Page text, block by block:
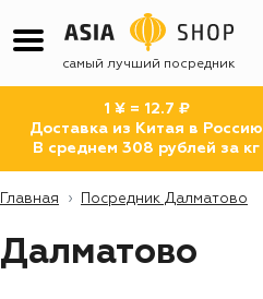
самый лучший посредник
1 ¥ = 12.7 ₽
Доставка из Китая в Россию
В среднем 308 рублей за кг
Главная Посредник Далматово
Далматово